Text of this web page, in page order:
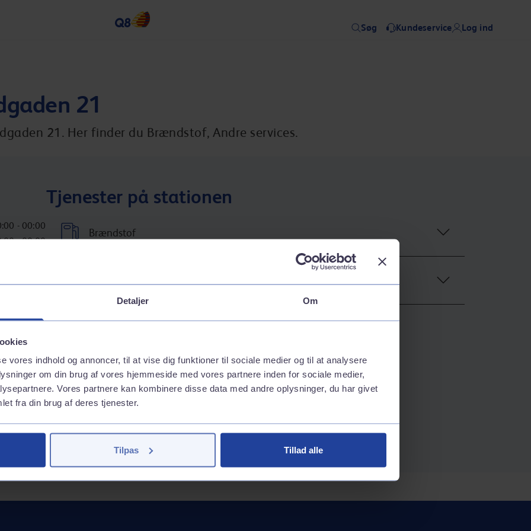
Detaljer Om
vores indhold og annoncer, til at vise dig funktioner til sociale medier og til at analysere
om din brug af vores hjemmeside med vores partnere inden for sociale medier,
Vores partnere kan kombinere disse data med andre oplysninger, du har givet
fra din brug af deres tjenester.
Tilpas Tillad alle
Søg
Kundeservice Log ind
21
21. Her finder du Brændstof, Andre services.
- 00:00
- 00:00
Tjenester på stationen
Brændstof
GoEasy Diesel
Tank med appen